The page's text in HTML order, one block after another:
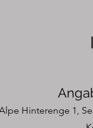
Hinterenge 1,